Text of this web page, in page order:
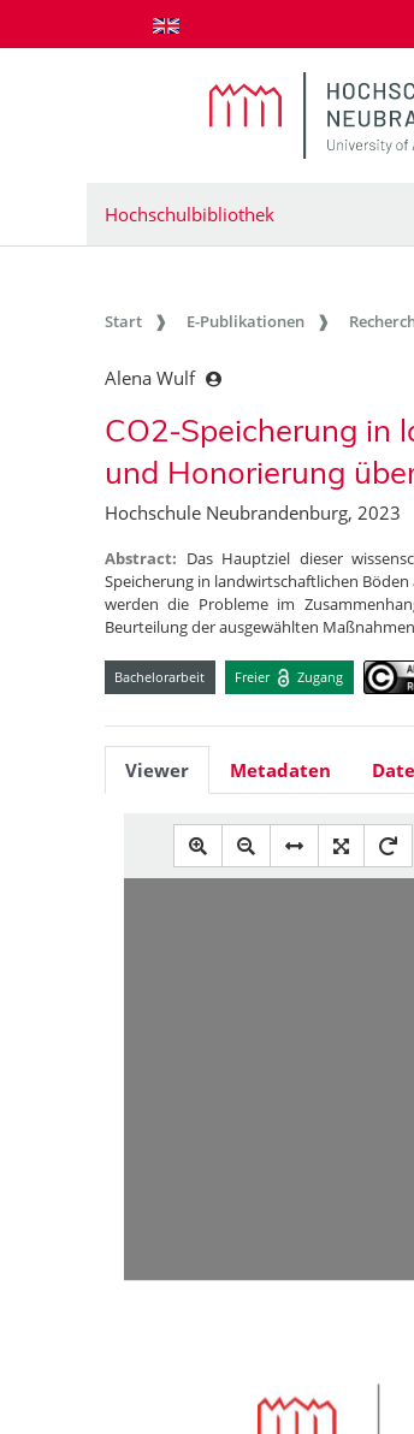
zum Inhalt springen
Hochschulbibliothek
Start E-Publikationen
Alena Wulf
CO2-Speicherung in
und Honorierung
Hochschule Neubrandenburg, 2023
Abstract: Das Hauptziel dieser
Speicherung in landwirtschaftlichen
werden die Probleme im
Beurteilung der ausgewählten
Bachelorarbeit Freier Zugang
Viewer Metadaten